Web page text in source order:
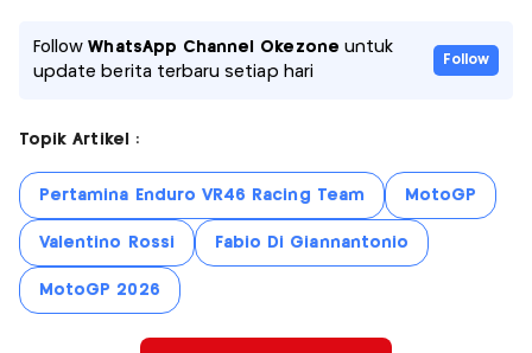
FollowWhatsApp Channel Okezone untuk
update berita terbaru setiap hari
Follow
Topik Artikel :
Pertamina Enduro VR46 Racing Team MotoGP
Valentino Rossi Fabio Di Giannantonio
MotoGP 2026